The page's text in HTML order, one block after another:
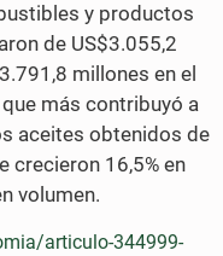
y productos
de US$3.055,2
millones en el
más contribuyó a
aceites obtenidos de
crecieron 16,5% en
volumen.
articulo-344999-